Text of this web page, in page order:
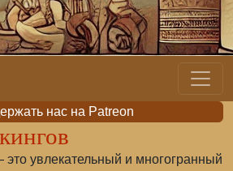
нас на Patreon
увлекательный и многогранный